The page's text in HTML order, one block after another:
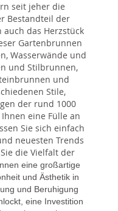
seit jeher die
Bestandteil der
das Herzstück
Gartenbrunnen
Wasserwände und
und Stilbrunnen,
und
Stile,
der rund 1000
eine Fülle an
Sie sich einfach
neuesten Trends
die Vielfalt der
eine großartige
und Ästhetik in
und Beruhigung
eine Investition